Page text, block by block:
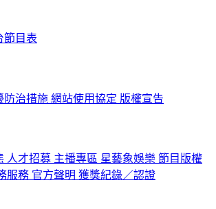
節目表
防治措施 網站使用協定 版權宣告
人才招募 主播專區 星藝象娛樂 節目版權
服務 官方聲明 獲獎紀錄／認證